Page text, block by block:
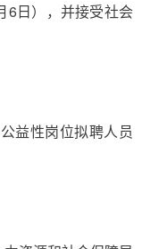
6日），并接受社会
益性岗位拟聘人员